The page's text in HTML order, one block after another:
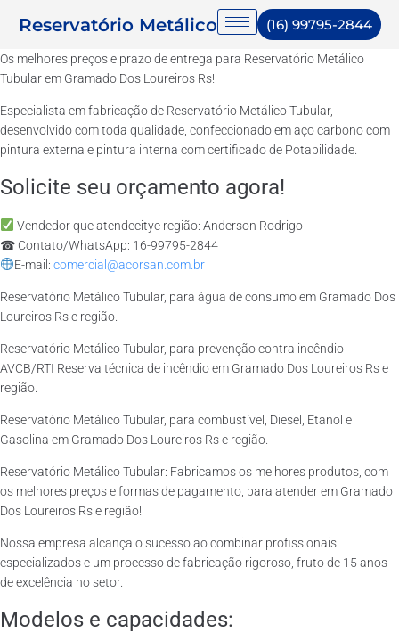
Reservatório Metálico (16) 99795-2844
Os melhores preços e prazo de entrega para Reservatório Metálico
Tubular em Gramado Dos Loureiros Rs!
Especialista em fabricação de Reservatório Metálico Tubular,
desenvolvido com toda qualidade, confeccionado em aço carbono com
pintura externa e pintura interna com certificado de Potabilidade.
Solicite seu orçamento agora!
Vendedor que atendecitye região: Anderson Rodrigo
☎ Contato/WhatsApp: 16-99795-2844
E-mail: comercial@acorsan.com.br
Reservatório Metálico Tubular, para água de consumo em Gramado Dos
Loureiros Rs e região.
Reservatório Metálico Tubular, para prevenção contra incêndio
AVCB/RTI Reserva técnica de incêndio em Gramado Dos Loureiros Rs e
região.
Reservatório Metálico Tubular, para combustível, Diesel, Etanol e
Gasolina em Gramado Dos Loureiros Rs e região.
Reservatório Metálico Tubular: Fabricamos os melhores produtos, com
os melhores preços e formas de pagamento, para atender em Gramado
Dos Loureiros Rs e região!
Nossa empresa alcança o sucesso ao combinar profissionais
especializados e um processo de fabricação rigoroso, fruto de 15 anos
de excelência no setor.
Modelos e capacidades: